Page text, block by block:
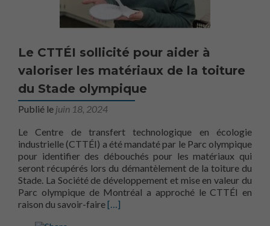
Le CTTÉI sollicité pour aider à
valoriser les matériaux de la toiture
du Stade olympique
Publié le juin 18, 2024
Le Centre de transfert technologique en écologie
industrielle (CTTÉI) a été mandaté par le Parc olympique
pour identifier des débouchés pour les matériaux qui
seront récupérés lors du démantèlement de la toiture du
Stade. La Société de développement et mise en valeur du
Parc olympique de Montréal a approché le CTTÉI en
raison du savoir-faireEn savoir plus surLe CTTÉI sollicité
[…]